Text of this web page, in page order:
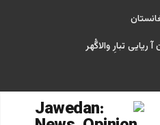
ریایی تبارِ والاگُهر